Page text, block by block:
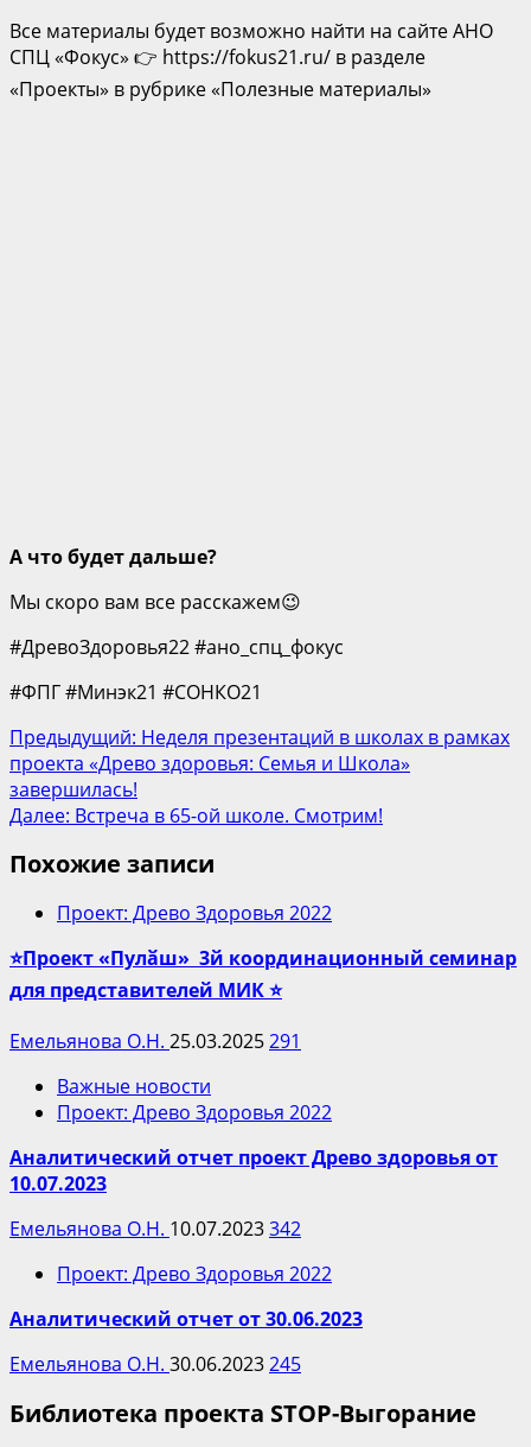
Все материалы будет возможно найти на сайте АНО
СПЦ «Фокус» 👉 https://fokus21.ru/ в разделе
«Проекты» в рубрике «Полезные материалы»
А что будет дальше?
Мы скоро вам все расскажем😉
#ДревоЗдоровья22 #ано_спц_фокус
#ФПГ #Минэк21 #СОНКО21
Post
navigation
Предыдущий: Неделя презентаций в школах в рамках
проекта «Древо здоровья: Семья и Школа»
завершилась!
Далее: Встреча в 65-ой школе. Смотрим!
Похожие записи
Проект: Древо Здоровья 2022
⭐Проект «Пулӑш» 3й координационный семинар
для представителей МИК ⭐
Емельянова О.Н. 25.03.2025291
Важные новости
Проект: Древо Здоровья 2022
Аналитический отчет проект Древо здоровья от
10.07.2023
Емельянова О.Н. 10.07.2023342
Проект: Древо Здоровья 2022
Аналитический отчет от 30.06.2023
Емельянова О.Н. 30.06.2023245
Библиотека проекта STOP-Выгорание